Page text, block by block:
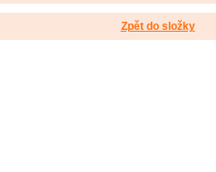
Zpět do složky